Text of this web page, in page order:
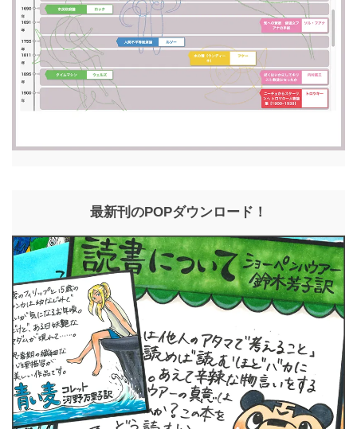
最新刊のPOPダウンロード！